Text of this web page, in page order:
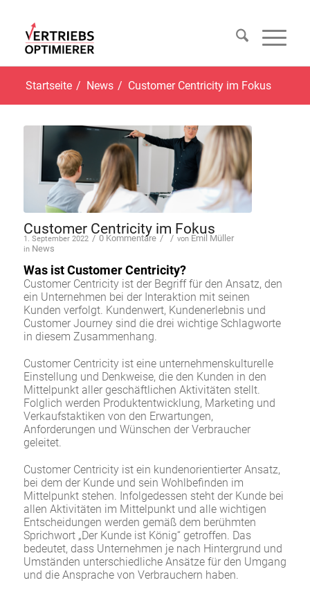
Startseite / News / Customer Centricity im Fokus
Customer Centricity im Fokus
1. September 2022 / 0 Kommentare /
in News
/ von Emil Müller
Was ist Customer Centricity?
Customer Centricity ist der Begriff für den Ansatz, den
ein Unternehmen bei der Interaktion mit seinen
Kunden verfolgt. Kundenwert, Kundenerlebnis und
Customer Journey sind die drei wichtige Schlagworte
in diesem Zusammenhang.
Customer Centricity ist eine unternehmenskulturelle
Einstellung und Denkweise, die den Kunden in den
Mittelpunkt aller geschäftlichen Aktivitäten stellt.
Folglich werden Produktentwicklung, Marketing und
Verkaufstaktiken von den Erwartungen,
Anforderungen und Wünschen der Verbraucher
geleitet.
Customer Centricity ist ein kundenorientierter Ansatz,
bei dem der Kunde und sein Wohlbefinden im
Mittelpunkt stehen. Infolgedessen steht der Kunde bei
allen Aktivitäten im Mittelpunkt und alle wichtigen
Entscheidungen werden gemäß dem berühmten
Sprichwort „Der Kunde ist König“ getroffen. Das
bedeutet, dass Unternehmen je nach Hintergrund und
Umständen unterschiedliche Ansätze für den Umgang
und die Ansprache von Verbrauchern haben.